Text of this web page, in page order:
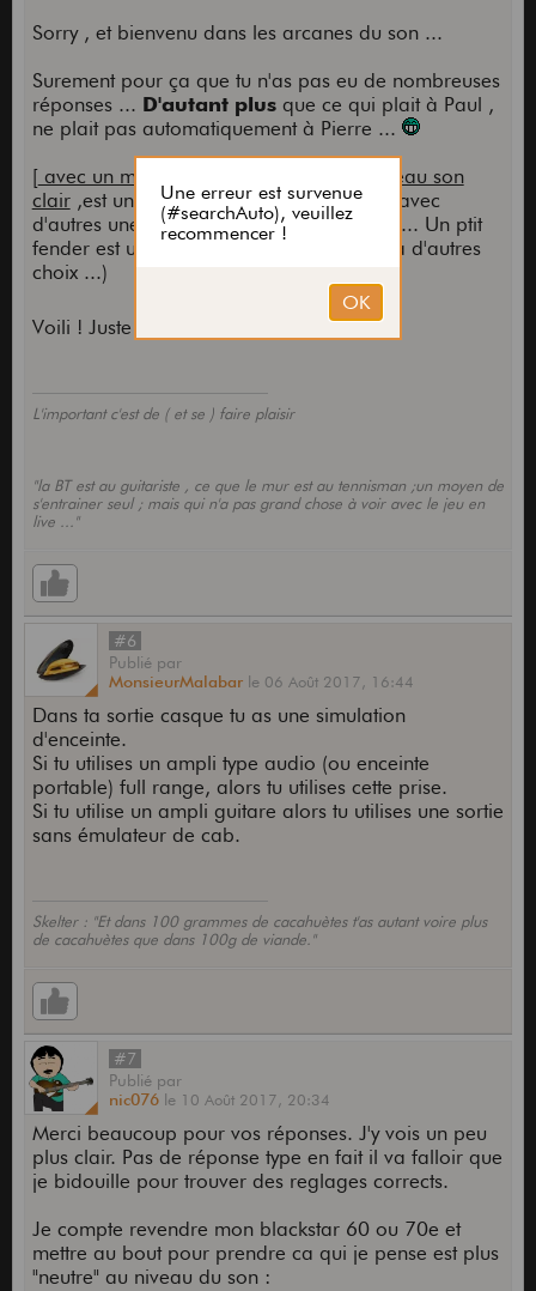
Sorry , et bienvenu dans les arcanes du son ...
Surement pour ça que tu n'as pas eu de nombreuses
réponses ... D'autant plusque ce qui plait à Paul ,
ne plait pas automatiquement à Pierre ...
[avec un multi , un petit ampli avec un beau son
clair,est une bonne solution , pour jouer avec
d'autres une 15aine de W , c'est suffisant ... Un ptit
fender est une option correcte , mais il y a d'autres
choix ...)
Voili ! Juste AMHA
L'important c'est de ( et se ) faire plaisir
"la BT est au guitariste , ce que le mur est au tennisman ;un moyen de
s'entrainer seul ; mais qui n'a pas grand chose à voir avec le jeu en
live ..."
#6
Publié par
MonsieurMalabar le 06 Août 2017, 16:44
Dans ta sortie casque tu as une simulation
d'enceinte.
Si tu utilises un ampli type audio (ou enceinte
portable) full range, alors tu utilises cette prise.
Si tu utilise un ampli guitare alors tu utilises une sortie
sans émulateur de cab.
Skelter : "Et dans 100 grammes de cacahuètes t'as autant voire plus
de cacahuètes que dans 100g de viande."
#7
Publié par
nic076 le 10 Août 2017, 20:34
Merci beaucoup pour vos réponses. J'y vois un peu
plus clair. Pas de réponse type en fait il va falloir que
je bidouille pour trouver des reglages corrects.
Je compte revendre mon blackstar 60 ou 70e et
mettre au bout pour prendre ca qui je pense est plus
"neutre" au niveau du son :